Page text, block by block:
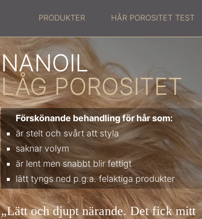
PRODUKTER HÅR POROSITET TEST
NANOIL
LÅG POROSITET
Förskönande behandling för hår som:
är stelt och svårt att styla
saknar volym
är lent men snabbt blir fettigt
lätt tyngs ned p.g.a. felaktiga produkter
„Lätt och djupt närande. Det fick mitt